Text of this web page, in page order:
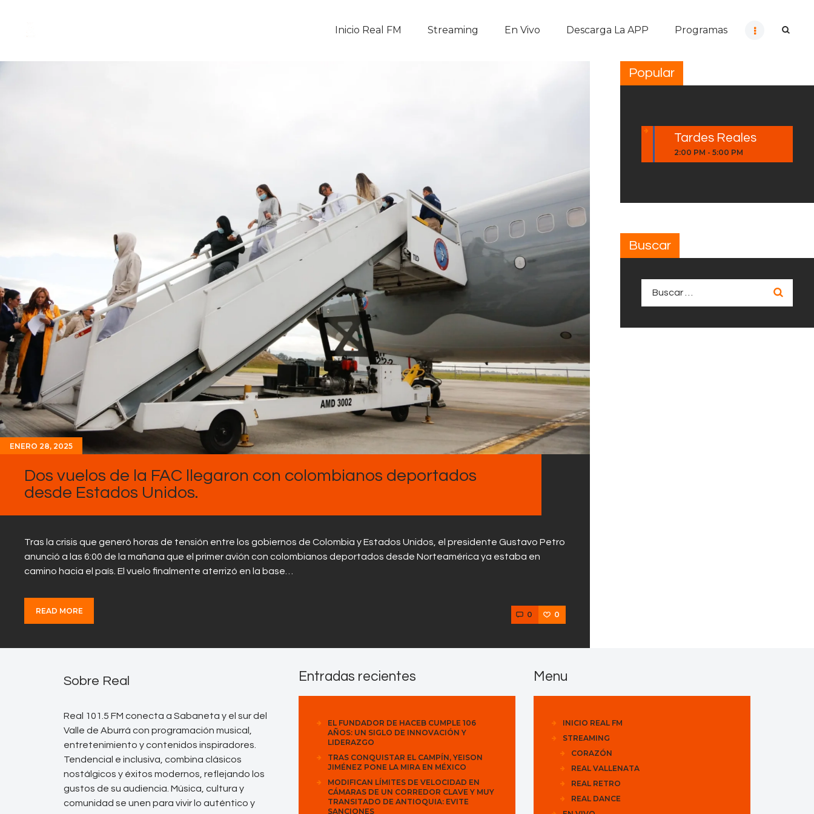
Inicio Real FM Streaming En Vivo Descarga La APP Programas
Noticias
Equipo
Sobre Nosotros
Contactos
ENERO 28, 2025
Dos vuelos de la FAC llegaron con colombianos deportados
desde Estados Unidos.
Tras la crisis que generó horas de tensión entre los gobiernos de Colombia y Estados Unidos, el presidente Gustavo Petro
anunció a las 6:00 de la mañana que el primer avión con colombianos deportados desde Norteamérica ya estaba en
camino hacia el país. El vuelo finalmente aterrizó en la base…
READ MORE 0 0
Popular
Tardes Reales
2:00 PM -5:00 PM
Buscar
Sobre Real
Real 101.5 FM conecta a Sabaneta y el sur del
Valle de Aburrá con programación musical,
entretenimiento y contenidos inspiradores.
Tendencial e inclusiva, combina clásicos
nostálgicos y éxitos modernos, reflejando los
gustos de su audiencia. Música, cultura y
comunidad se unen para vivir lo auténtico y
Entradas recientes
EL FUNDADOR DE HACEB CUMPLE 106
AÑOS: UN SIGLO DE INNOVACIÓN Y
LIDERAZGO
TRAS CONQUISTAR EL CAMPÍN, YEISON
JIMÉNEZ PONE LA MIRA EN MÉXICO
MODIFICAN LÍMITES DE VELOCIDAD EN
CÁMARAS DE UN CORREDOR CLAVE Y MUY
TRANSITADO DE ANTIOQUIA: EVITE
SANCIONES
Menu
INICIO REAL FM
STREAMING
CORAZÓN
REAL VALLENATA
REAL RETRO
REAL DANCE